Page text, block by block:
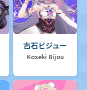
古石ビジュー
Koseki Bijou